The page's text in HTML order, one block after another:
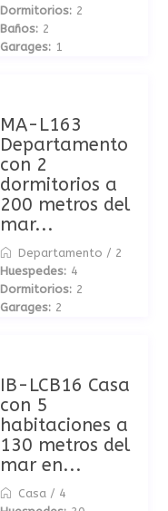
Dormitorios: 2
Baños: 2
Garages: 1
MA-L163
Departamento
con 2
dormitorios a
200 metros del
mar...
Departamento / 2
Huespedes: 4
Dormitorios: 2
Garages: 2
IB-LCB16 Casa
con 5
habitaciones a
130 metros del
mar en...
Casa/ 4